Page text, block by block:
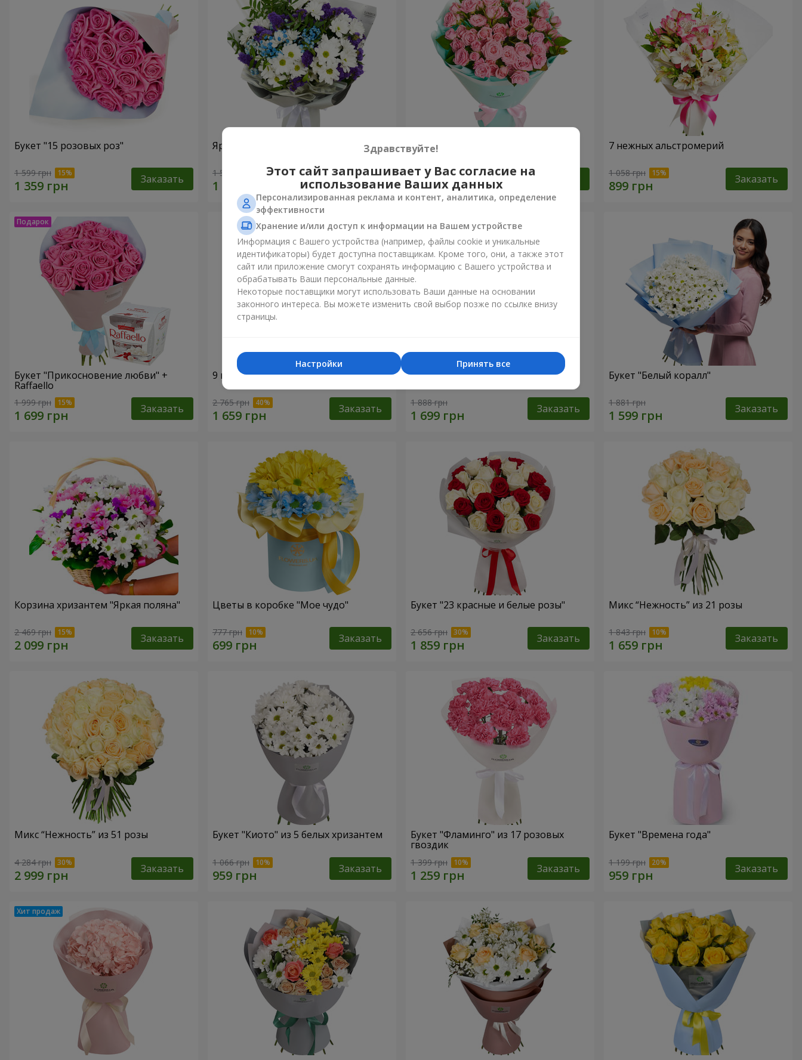
Букет "15 розовых роз"
1 599 грн Заказать
Яркий букет на День рождения
1 554 грн Заказать
Букет кустовых роз
1 777 грн
7 нежных альстромерий
1 058 грн Заказать
Букет "Прикосновение любви" +
Raffaello
1 999 грн Заказать
9 веток фиолетовой эустомы
2 765 грн Заказать
Букет "Радуга эмоций"
1 888 грн Заказать
Букет "Белый коралл"
1 881 грн Заказать
Корзина хризантем "Яркая поляна"
2 469 грн Заказать
Цветы в коробке "Мое чудо"
777 грн Заказать
Букет "23 красные и белые розы"
2 656 грн Заказать
Микс “Нежность” из 21 розы
1 843 грн Заказать
Микс “Нежность” из 51 розы
4 284 грн Заказать
Букет "Киото" из 5 белых хризантем
1 066 грн Заказать
Букет "Фламинго" из 17 розовых
гвоздик
1 399 грн Заказать
Букет "Времена года"
1 199 грн Заказать
Здравствуйте!
Этот сайт запрашивает у Вас согласие на
использование Ваших данных
Персонализированная реклама и контент, аналитика, определение
эффективности
Хранение и/или доступ к информации на Вашем устройстве
Информация с Вашего устройства (например, файлы cookie и уникальные
идентификаторы) будет доступна поставщикам. Кроме того, они, а также этот
сайт или приложение смогут сохранять информацию с Вашего устройства и
обрабатывать Ваши персональные данные.
Некоторые поставщики могут использовать Ваши данные на основании
законного интереса. Вы можете изменить свой выбор позже по ссылке внизу
страницы.
Принять все
Настройки